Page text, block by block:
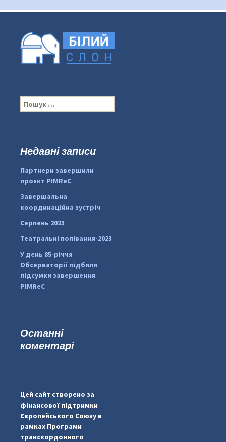
#PipIvanToday
pimrec_project
П
о
:Недавні записи
Партнери завершили
проєкт PIMReC
Завершальна
координаційна зустріч
Серпень 2023
Театральні попівання-2023
У день 85-річчя
Обсерваторії підбили
підсумки завершення
PIMReC
Останні
коментарі
Цей сайт створено за
фінансової підтримки
Європейського Союзу в
рамках Програми
транскордонного